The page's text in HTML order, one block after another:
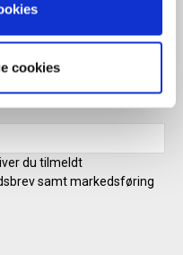
cookies
i din
du tilmeldt
samt markedsføring